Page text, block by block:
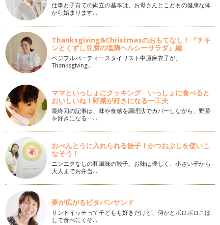
男性の心をとらえる女性の魅力（自分ブランディング）
今日は、自分ブランディングの一つとして、男性の心をとらえ
る女性の魅力について考えてみたいと…
自分にとっての競合って何？
前回、「オンリーワン」市場になるための、ブルーオーシャン
のお話をさせて頂きました。 …
ブルーオーシャン 自分だけの開拓市場を目指しましょう
競争の激しい既存市場を「レッド・オーシャン（赤い海、血で
血を洗う競争の激しい領域）」とし、…
ブランディング「自分の値段のつけ方」
ブランディングのお仕事をしていると、「自分の値段のつけ方
がわからない」「おカネのことを言う…
ブランディング「プロフィールの効果的な作り方」スキル編
前回は、作品を作る方やプロデュースを仕事にしている方々の
プロフィールの効果的な作り方につい…
ブランディング「プロフィールの効果的な作り方」１
皆さんはプロフィールを考える時、どんな点に注意しますか？
どうせなら、多くの人を魅…
仕事と子育ての両立の基本は、お母さんとこどもの健康な体
から始まります…
Thanksgiving&Christmasのおもてなし！『チキ
ンとくずし豆腐の塩麹ヘルシーサラダ』編
ベジフルパーティースタイリスト中原麻衣子が、
Thanksgiving…
ママといっしょにクッキング いっしょに食べると
おいしいね！野菜が好きになる一工夫
最終回の記事は、味や食感を調理法でカバーしながら、野菜
を好きになる一…
おべんとうに入れられる餃子！かつおぶしを使いこ
なそう！
ニンニクなしの和風味の餃子。お味は優しく、小さい子から
大人までお弁当…
夢が広がるピタパンサンド
サンドイッチって子どもも好きだけど、何かとボロボロこぼ
して食べにくそ…